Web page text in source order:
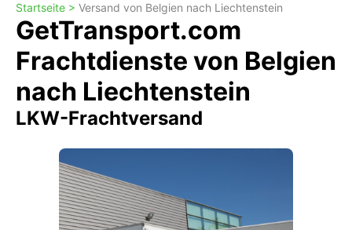
Startseite > Versand von Belgien nach Liechtenstein
GetTransport.com
Frachtdienste von Belgien
nach Liechtenstein
LKW-Frachtversand